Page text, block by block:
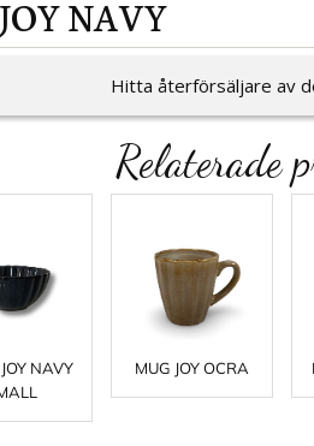
JOY NAVY
Hitta återförsäljare av
Relaterade
NAVY
MUG JOY OCRA